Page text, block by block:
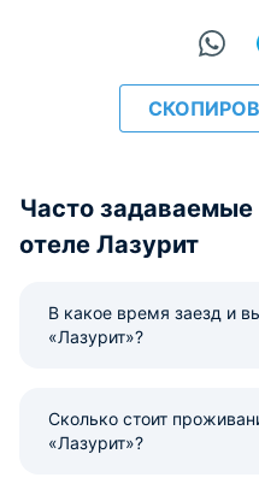
Часто
отеле Лазурит
В какое время заезд и
«Лазурит»?
Сколько стоит
«Лазурит»?